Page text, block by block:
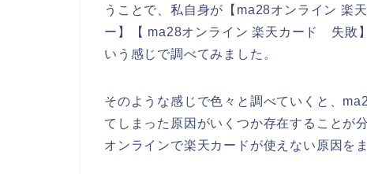
うことで、私自身が【ma28オンライン
ー】【 ma28オンライン 楽天カード 失敗
いう感じで調べてみました。
そのような感じで色々と調べていくと、
てしまった原因がいくつか存在することが
オンラインで楽天カードが使えない原因を